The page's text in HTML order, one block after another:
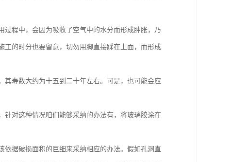
程中，会因为吸收了空气中的水分而形成肿胀，乃
工的时分也要留意，切勿用脚直接踩在上面，而形成
寿数大约为十五到二十年左右。可是，也可能会应
对这种情况咱们能够采纳的办法有，将玻璃胶涂在
据破损面积的巨细来采纳相应的办法。假如孔洞直